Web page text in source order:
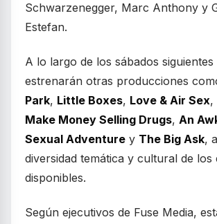
Schwarzenegger, Marc Anthony y
Estefan.
A lo largo de los sábados siguientes
estrenarán otras producciones
Park, Little Boxes, Love & Air Sex,
Make Money Selling Drugs, An
Sexual Adventure y The Big Ask,
diversidad temática y cultural de los
disponibles.
Según ejecutivos de Fuse Media,